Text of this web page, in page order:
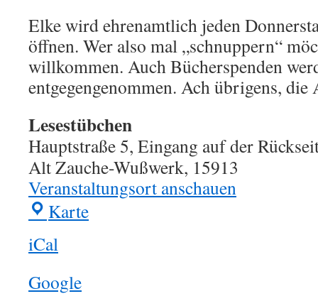
Elke wird ehrenamtlich jeden
öffnen. Wer also mal „schnuppern“
willkommen. Auch Bücherspenden
entgegengenommen. Ach übrigens,
Lesestübchen
Hauptstraße 5 Eingang auf der
Alt Zauche-Wußwerk, 15913
Veranstaltungsort anschauen
Karte
iCal
Google